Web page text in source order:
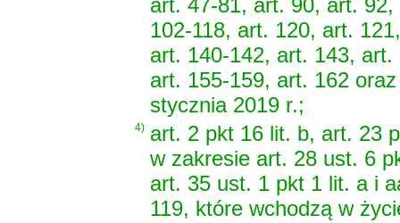
art. 47-81, art. 90, art.
102-118, art. 120, art.
art. 140-142, art. 143,
art. 155-159, art. 162
stycznia 2019 r.;
4) art. 2 pkt 16 lit. b, art. 23
w zakresie art. 28 ust. 6
art. 35 ust. 1 pkt 1 lit. a i
119, które wchodzą w